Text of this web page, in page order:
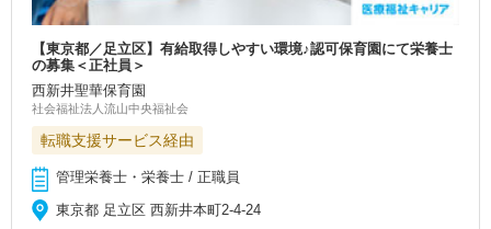
【東京都／足立区】有給取得しやすい環境♪認可保育園にて栄養士
の募集＜正社員＞
西新井聖華保育園
社会福祉法人流山中央福祉会
転職支援サービス経由
管理栄養士・栄養士 / 正職員
東京都 足立区 西新井本町2‐4‐24